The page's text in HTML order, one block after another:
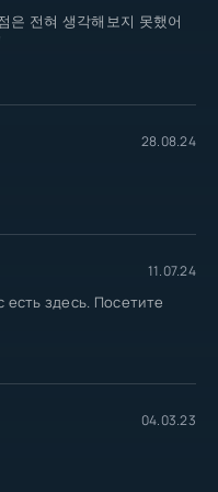
은 전혀 생각해보지 못했어
28.08.24
11.07.24
есть здесь. Посетите
04.03.23